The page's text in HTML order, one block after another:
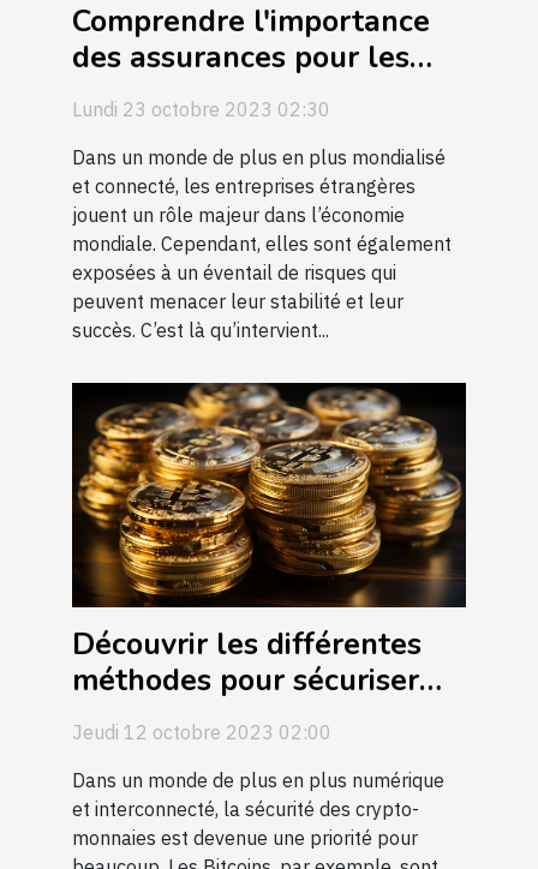
Comprendre l'importance
des assurances pour les
entreprises étrangères
Lundi 23 octobre 2023 02:30
Dans un monde de plus en plus mondialisé
et connecté, les entreprises étrangères
jouent un rôle majeur dans l’économie
mondiale. Cependant, elles sont également
exposées à un éventail de risques qui
peuvent menacer leur stabilité et leur
succès. C’est là qu’intervient...
Découvrir les différentes
méthodes pour sécuriser
ses bitcoins
Jeudi 12 octobre 2023 02:00
Dans un monde de plus en plus numérique
et interconnecté, la sécurité des crypto-
monnaies est devenue une priorité pour